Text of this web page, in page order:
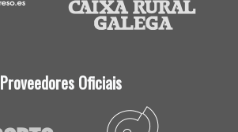
Proveedores Oficiais